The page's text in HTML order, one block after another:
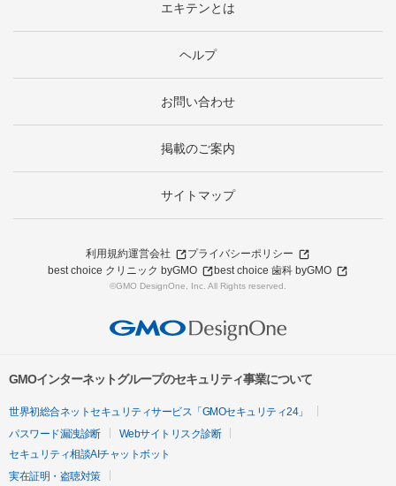
エキテンとは
ヘルプ
お問い合わせ
掲載のご案内
サイトマップ
利用規約運営会社
プライバシーポリシー
best choice クリニック byGMO
best choice 歯科 byGMO
©GMO DesignOne, Inc. All Rights reserved.
GMOインターネットグループのセキュリティ事業について
世界初総合ネットセキュリティサービス「GMOセキュリティ24」
パスワード漏洩診断
Webサイトリスク診断
セキュリティ相談AIチャットボット
実在証明・盗聴対策